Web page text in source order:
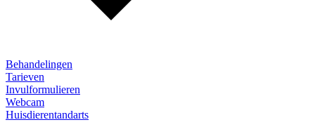
Behandelingen
Tarieven
Invulformulieren
Webcam
Huisdierentandarts